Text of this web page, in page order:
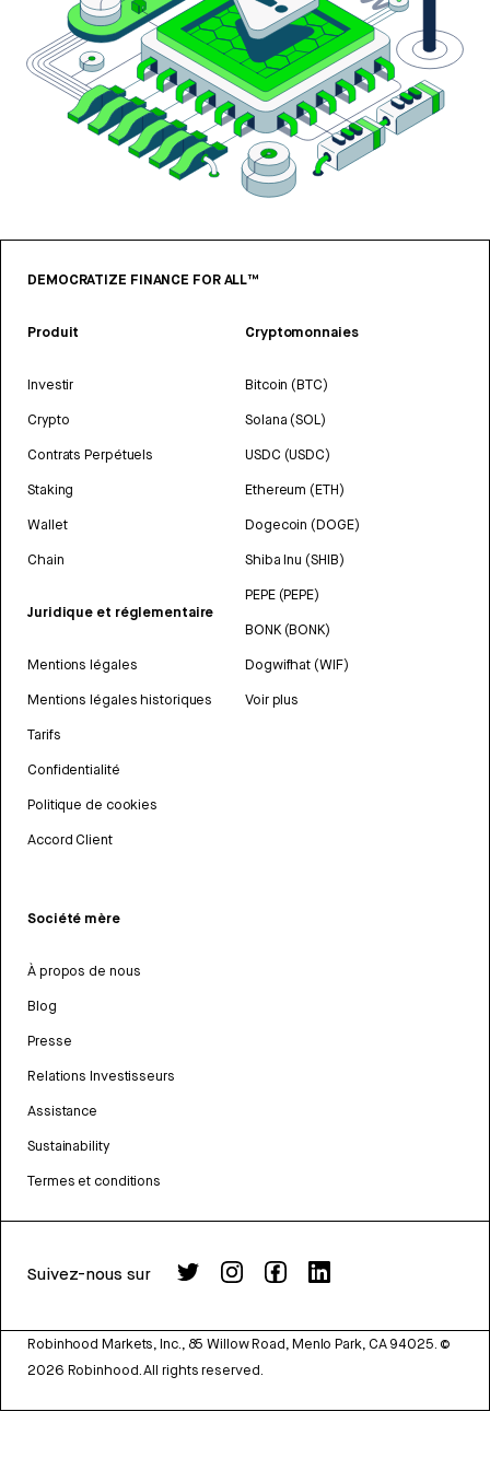
DEMOCRATIZE FINANCE FOR ALL™
Produit
Investir
Crypto
Contrats Perpétuels
Staking
Wallet
Chain
Juridique et réglementaire
Mentions légales
Mentions légales historiques
Tarifs
Confidentialité
Politique de cookies
Accord Client
Cryptomonnaies
Bitcoin (BTC)
Solana (SOL)
USDC (USDC)
Ethereum (ETH)
Dogecoin (DOGE)
Shiba Inu (SHIB)
PEPE (PEPE)
BONK (BONK)
Dogwifhat (WIF)
Voir plus
Société mère
À propos de nous
Blog
Presse
Relations Investisseurs
Assistance
Sustainability
Termes et conditions
Suivez-nous sur
Robinhood Markets, Inc., 85 Willow Road, Menlo Park, CA 94025. ©
2026 Robinhood. All rights reserved.